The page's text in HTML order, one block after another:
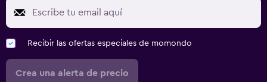
Recibir las ofertas especiales de momondo
Crea una alerta de precio